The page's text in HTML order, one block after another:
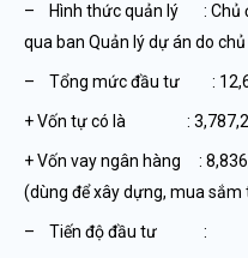
– Hình thức quản lý : Chủ
qua ban Quản lý dự án do
– Tổng mức đầu tư :
+ Vốn tự có là :
+ Vốn vay ngân hàng :
(dùng để xây dựng, mua sắm
– Tiến độ đầu tư :